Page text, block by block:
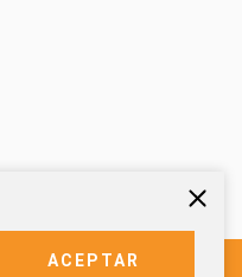
ACEPTAR